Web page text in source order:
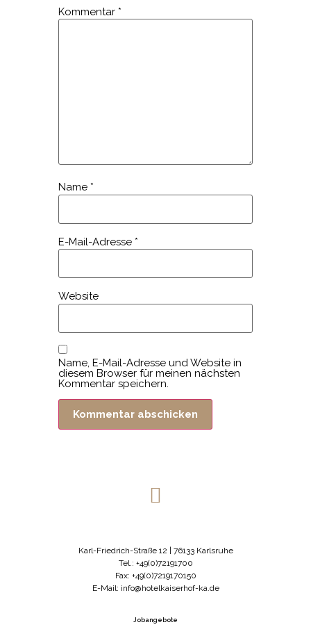
Kommentar *
Name *
E-Mail-Adresse *
Website
Name, E-Mail-Adresse und Website in
diesem Browser für meinen nächsten
Kommentar speichern.
Karl-Friedrich-Straße 12 | 76133 Karlsruhe
Tel.: +49(0)72191700
Fax: +49(0)7219170150
E-Mail: info@hotelkaiserhof-ka.de
Jobangebote